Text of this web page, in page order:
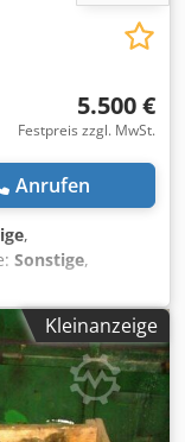
5.500 €
Festpreis zzgl. MwSt.
Anrufen
,
Sonstige,
Aptsk
53A6019
- .
Kleinanzeige